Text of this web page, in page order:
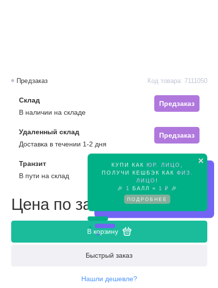
×
КУПИ КАК ЮР. ЛИЦО
ПОЛУЧИ КЕШБЭК КАК ФИЗ.
ЛИЦО !
🎉
1 БАЛЛ = 1 ₽ 🎉
ПОДРОБНЕЕ
Предзаказ Код товара: 7111050
Склад
Предзаказ
В наличии на складе
Удаленный склад
Предзаказ
Доставка в течении 1-2 дня
Транзит
Предзаказ
В пути на склад
Цена по запросу
В корзину
Быстрый заказ
Нашли дешевле?